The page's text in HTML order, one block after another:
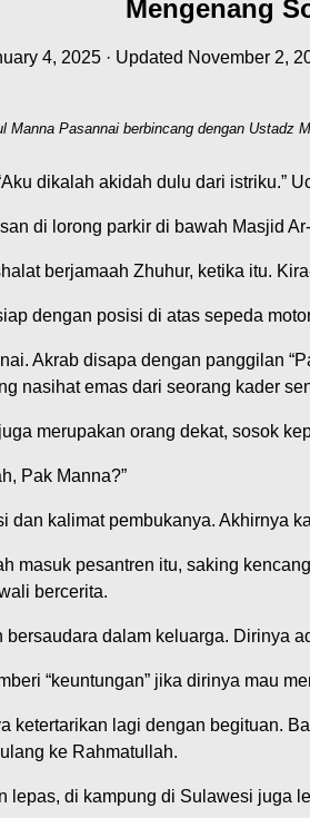
Mengenang
4, 2025 · Updated November 2,
Manna Pasannai berbincang dengan Ustadz
dikalah akidah dulu dari istriku.”
di lorong parkir di bawah Masjid
berjamaah Zhuhur, ketika itu.
dengan posisi di atas sepeda
Akrab disapa dengan panggilan
nasihat emas dari seorang kader
merupakan orang dekat, sosok
Pak Manna?”
dan kalimat pembukanya. Akhirnya
masuk pesantren itu, saking
bercerita.
bersaudara dalam keluarga. Dirinya
“keuntungan” jika dirinya mau
ketertarikan lagi dengan begituan.
ke Rahmatullah.
lepas, di kampung di Sulawesi juga